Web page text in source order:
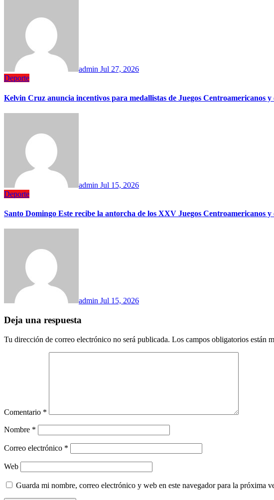
admin Jul 27, 2026
Deporte
Kelvin Cruz anuncia incentivos para medallistas de Juegos Centroamericanos
admin Jul 15, 2026
Deporte
Santo Domingo Este recibe la antorcha de los XXV Juegos Centroamericanos
admin Jul 15, 2026
Deja una respuesta
Tu dirección de correo electrónico no será publicada. Los campos obligatorios están
Comentario *
Nombre *
Correo electrónico *
Web
Guarda mi nombre, correo electrónico y web en este navegador para la próxima